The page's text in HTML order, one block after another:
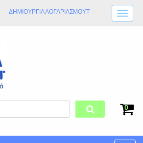
ΔΗΜΙΟΥΡΓΊΑ ΛΟΓΑΡΙΑΣΜΟΎT
ΚΑΤΑΣΤΉΜΑΤΟΣ
ΦΥΣΙΚΌ ΚΑΤΆΣΤΗΜΑ
0